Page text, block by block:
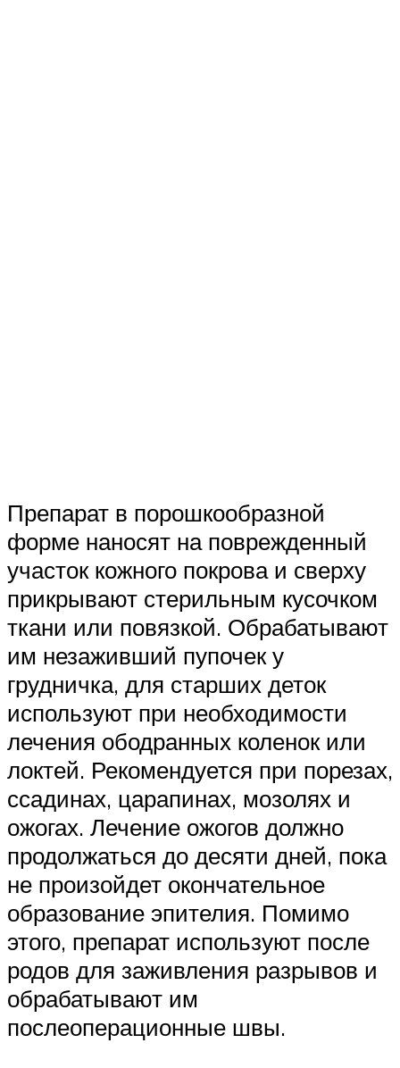
Препарат в порошкообразной
форме наносят на поврежденный
участок кожного покрова и сверху
прикрывают стерильным кусочком
ткани или повязкой. Обрабатывают
им незаживший пупочек у
грудничка, для старших деток
используют при необходимости
лечения ободранных коленок или
локтей. Рекомендуется при порезах,
ссадинах, царапинах, мозолях и
ожогах. Лечение ожогов должно
продолжаться до десяти дней, пока
не произойдет окончательное
образование эпителия. Помимо
этого, препарат используют после
родов для заживления разрывов и
обрабатывают им
послеоперационные швы.